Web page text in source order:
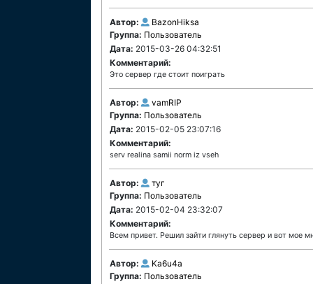
Автор:
BazonHiksa
Группа: Пользователь
Дата: 2015-03-26 04:32:51
Комментарий:
Это сервер где стоит поиграть
Автор:
vamRIP
Группа: Пользователь
Дата: 2015-02-05 23:07:16
Комментарий:
serv realina samii norm iz vseh
Автор:
туг
Группа: Пользователь
Дата: 2015-02-04 23:32:07
Комментарий:
Всем привет. Решил зайти глянуть сервер и вот мое
Автор:
Ka6u4a
Группа: Пользователь